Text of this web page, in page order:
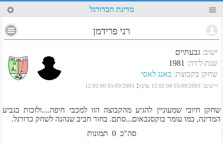
23 מדינת הכדורגל
רני פרידמן
ישוב: גבעתיים
שנת לידה:
1981
שחקן בקבוצת: באנג לאסי
רישום:
05/09/2003 12:02:00 עדכון:
05/09/2003 12:02:00
שחקן חיובי שמעוניין להגיע מהקבוצה הזו למכבי חיפה....ולזכות בגביע
המדינה, כמו עומר בוקסנבאום...סתם. בחור חביב שנהנה לשחק כדורגל.
סה"כ 0 תמונות